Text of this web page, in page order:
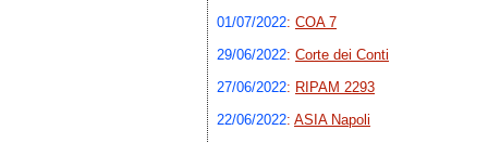
01/07/2022: COA 7
29/06/2022: Corte dei Conti
27/06/2022: RIPAM 2293
22/06/2022: ASIA Napoli